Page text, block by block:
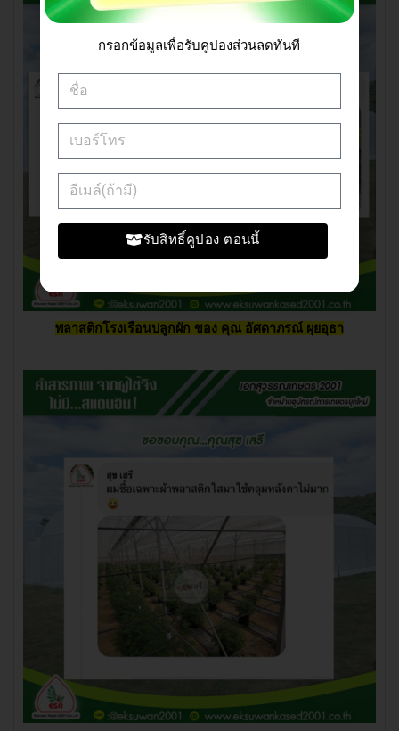
พลาสติกโรงเรือนปลูกผัก ของ คุณ อัศดาภรณ์ ผุยอุธา
กรอกข้อมูลเพื่อรับคูปองส่วนลดทันที
รับสิทธิ์คูปอง ตอนนี้